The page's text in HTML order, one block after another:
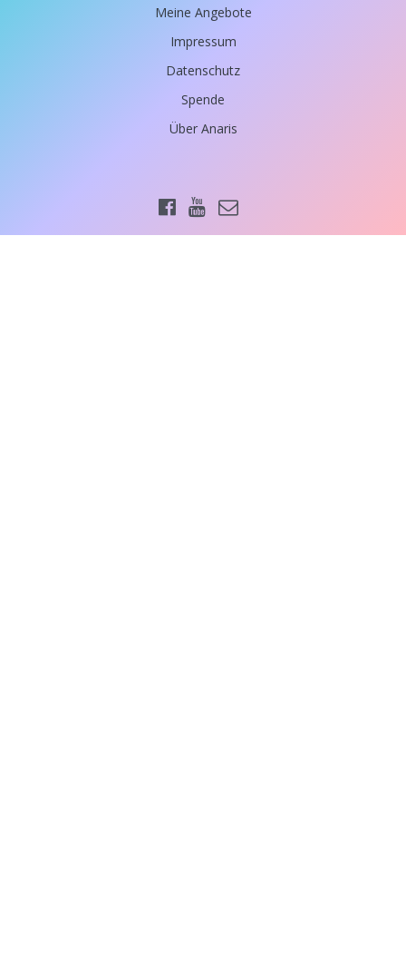
Meine Angebote
Impressum
Datenschutz
Spende
Über Anaris